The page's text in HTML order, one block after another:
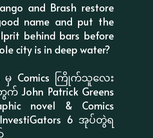
and Brash restore
name and put the
behind bars before
city is in deep water?
မှ Comics ကြိုက်သူလေး
က် John Patrick Greens
novel & Comics
InvestiGators 6 အုပ်တွဲရ